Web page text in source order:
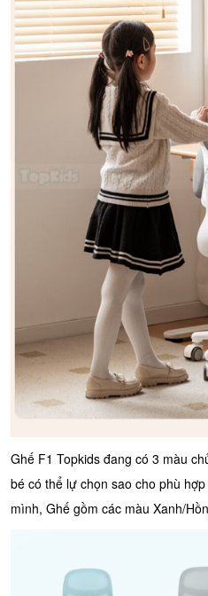
Ghế F1 Topkids đang có 3 màu
bé có thể lự chọn sao cho phù
mình, Ghế gồm các màu Xanh/